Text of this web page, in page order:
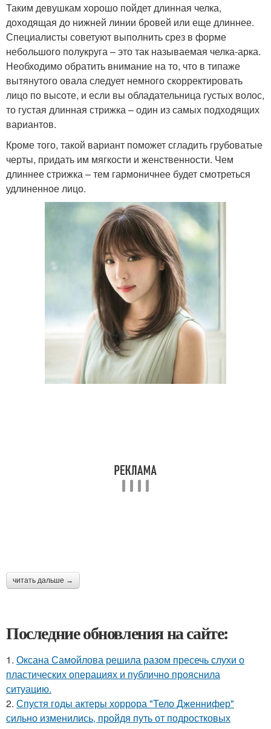
Таким девушкам хорошо пойдет длинная челка,
доходящая до нижней линии бровей или еще длиннее.
Специалисты советуют выполнить срез в форме
небольшого полукруга – это так называемая челка-арка.
Необходимо обратить внимание на то, что в типаже
вытянутого овала следует немного скорректировать
лицо по высоте, и если вы обладательница густых волос,
то густая длинная стрижка – один из самых подходящих
вариантов.
Кроме того, такой вариант поможет сгладить грубоватые
черты, придать им мягкости и женственности. Чем
длиннее стрижка – тем гармоничнее будет смотреться
удлиненное лицо.
читать дальше →
Последние обновления на сайте:
1. Оксана Самойлова решила разом пресечь слухи о
пластических операциях и публично прояснила
ситуацию.
2. Спустя годы актеры хоррора "Тело Дженнифер"
сильно изменились, пройдя путь от подростковых